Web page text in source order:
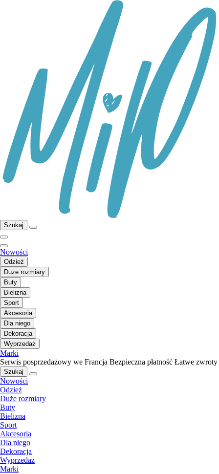
Szukaj
Nowości
Odzież
Duże rozmiary
Buty
Bielizna
Sport
Akcesoria
Dla niego
Dekoracja
Wyprzedaż
Marki
Serwis posprzedażowy we Francja Bezpieczna płatność Łatwe zwroty
Szukaj
Nowości
Odzież
Duże rozmiary
Buty
Bielizna
Sport
Akcesoria
Dla niego
Dekoracja
Wyprzedaż
Marki